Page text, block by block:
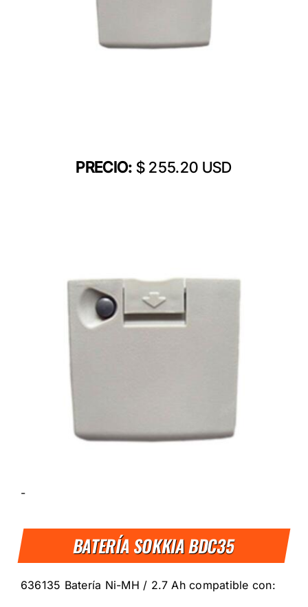
PRECIO: $ 255.20 USD
-
BATERÍA SOKKIA BDC35
636135 Batería Ni-MH / 2.7 Ah compatible con: